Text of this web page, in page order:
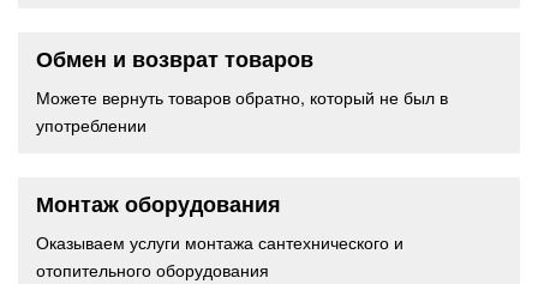
Обмен и возврат товаров
Можете вернуть товаров обратно, который не был в
употреблении
Монтаж оборудования
Оказываем услуги монтажа сантехнического и
отопительного оборудования